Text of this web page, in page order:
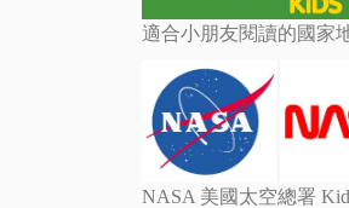
適合小朋友閱讀的國家
NASA 美國太空總署